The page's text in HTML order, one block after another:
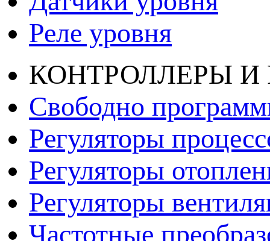
Реле уровня
КОНТРОЛЛЕРЫ И
Свободно
Регуляторы
Регуляторы
Регуляторы
Частотные